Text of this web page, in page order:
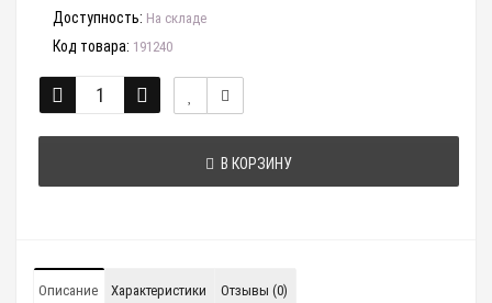
Доступность: На складе
Код товара: 191240
В КОРЗИНУ
Описание Характеристики Отзывы (0)